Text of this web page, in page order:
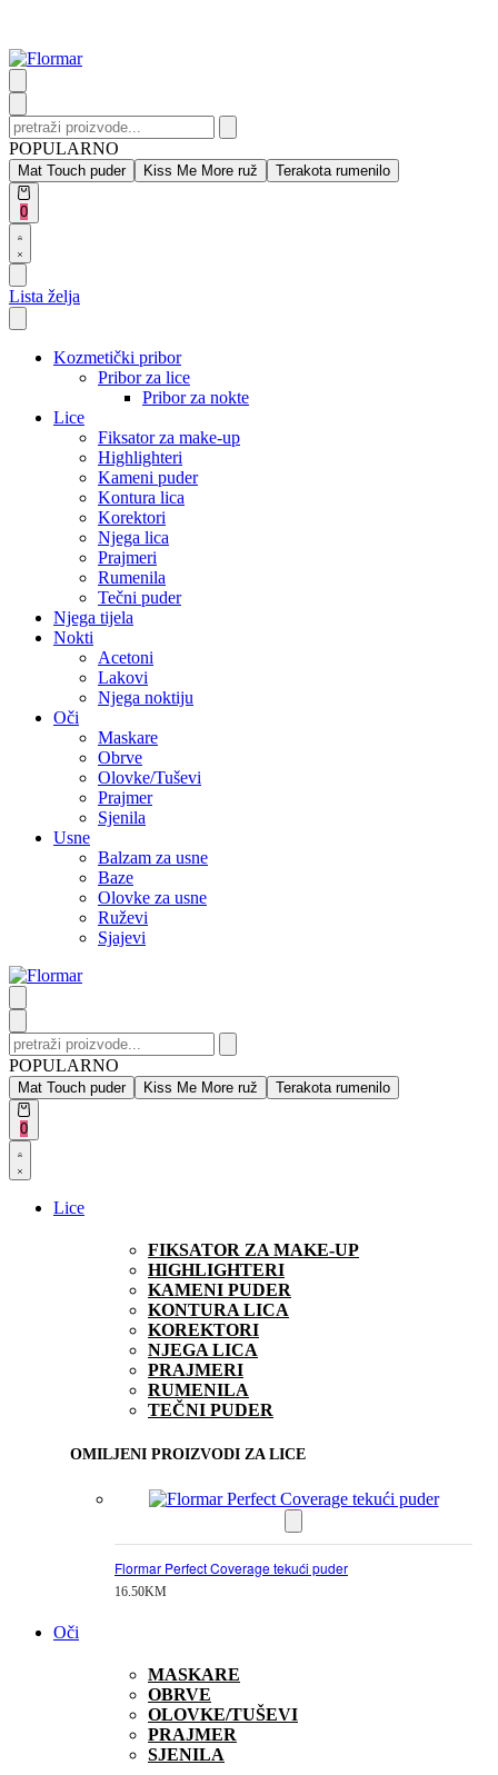
content
Search
for:
POPULARNO
Mat Touch puder Kiss Me More ruž Terakota rumenilo
0Open
cart
Open
Account
details
Lista želja
Kozmetički pribor
Pribor za lice
Pribor za nokte
Lice
Fiksator za make-up
Highlighteri
Kameni puder
Kontura lica
Korektori
Njega lica
Prajmeri
Rumenila
Tečni puder
Njega tijela
Nokti
Acetoni
Lakovi
Njega noktiju
Oči
Maskare
Obrve
Olovke/Tuševi
Prajmer
Sjenila
Usne
Balzam za usne
Baze
Olovke za usne
Ruževi
Sjajevi
Search
for:
POPULARNO
Mat Touch puder Kiss Me More ruž Terakota rumenilo
0Open
cart
Open
Account
details
Lice
FIKSATOR ZA MAKE-UP
HIGHLIGHTERI
KAMENI PUDER
KONTURA LICA
KOREKTORI
NJEGA LICA
PRAJMERI
RUMENILA
TEČNI PUDER
OMILJENI PROIZVODI ZA LICE
Flormar Perfect Coverage tekući puder
16.50KM
Oči
MASKARE
OBRVE
OLOVKE/TUŠEVI
PRAJMER
SJENILA